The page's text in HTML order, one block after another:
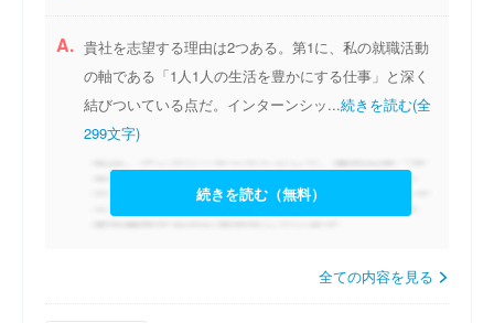
A. 貴社を志望する理由は2つある。第1に、私の就職活動
の軸である「1人1人の生活を豊かにする仕事」と深く
結びついている点だ。インターンシッ...続きを読む(全
299文字)
続きを読む（無料）
全ての内容を見る